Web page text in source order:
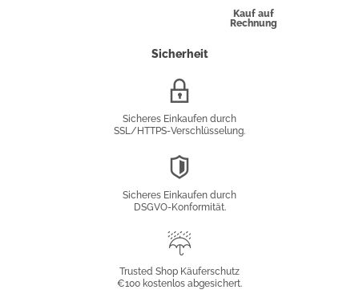
Kauf auf
Rechnung
Sicherheit
Sicheres Einkaufen durch
SSL/HTTPS-Verschlüsselung.
Sicheres Einkaufen durch
DSGVO-Konformität.
Käuferschutz
Trusted Shop Käuferschutz
€100 kostenlos abgesichert.